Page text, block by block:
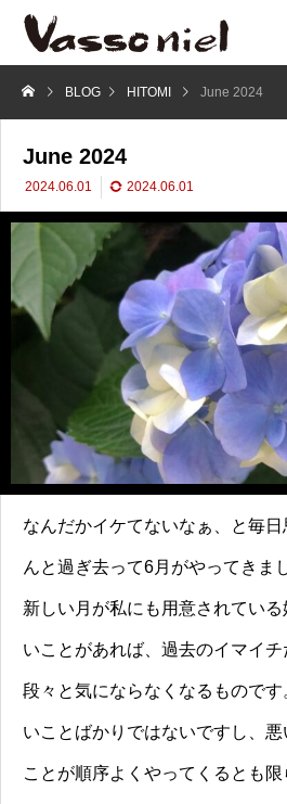
BLOG HITOMI June 2024
June 2024
2024.06.01 2024.06.01
なんだかイケてないなぁ、と毎
んと過ぎ去って6月がやってきま
新しい月が私にも用意されてい
いことがあれば、過去のイマイ
段々と気にならなくなるもので
いことばかりではないですし、
ことが順序よくやってくるとも